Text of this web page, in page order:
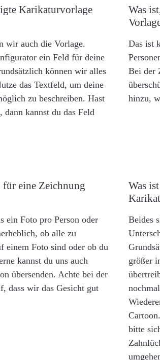
Karikaturvorlage
wir auch die Vorlage.
ein Feld für deine
können wir alles
das Textfeld, um deine
zu beschreiben. Hast
dann kannst du das Feld
Was
Das ist
Bei der
hinzu,
für eine Zeichnung
ein Foto pro Person oder
ob alle zu
einem Foto sind oder ob du
kannst du uns auch
übersenden. Achte bei der
dass wir das Gesicht gut
Was
Beides
größer
bitte